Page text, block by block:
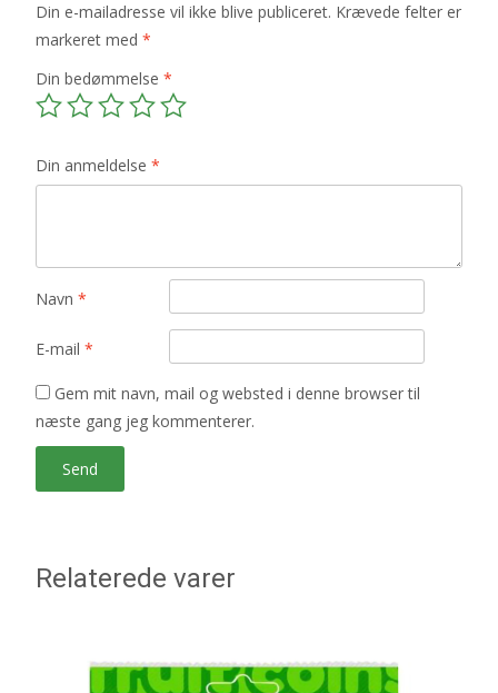
Din e-mailadresse vil ikke blive publiceret. Krævede felter er
markeret med *
Din bedømmelse *
Din anmeldelse *
Navn *
E-mail *
Gem mit navn, mail og websted i denne browser til
næste gang jeg kommenterer.
Relaterede varer